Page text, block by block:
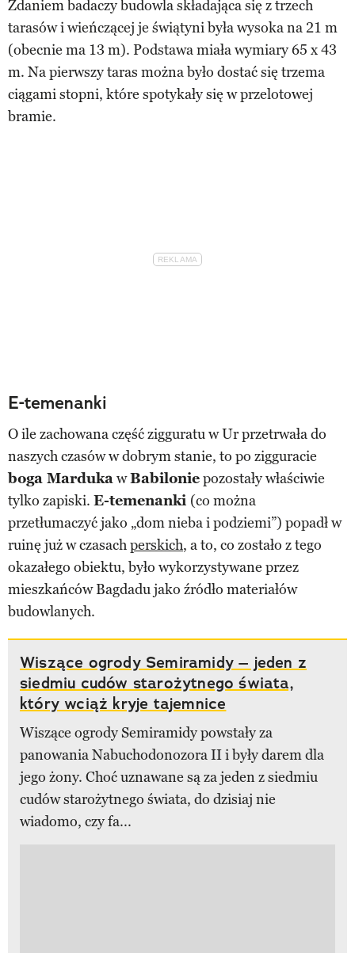
Zdaniem badaczy budowla składająca się z trzech
tarasów i wieńczącej je świątyni była wysoka na 21 m
(obecnie ma 13 m). Podstawa miała wymiary 65 x 43
m. Na pierwszy taras można było dostać się trzema
ciągami stopni, które spotykały się w przelotowej
bramie.
E-temenanki
O ile zachowana część zigguratu w Ur przetrwała do
naszych czasów w dobrym stanie, to po zigguracie
boga MardukawBabiloniepozostały właściwie
tylko zapiski. E-temenanki (co można
przetłumaczyć jako „dom nieba i podziemi”) popadł w
ruinę już w czasachperskich, a to, co zostało z tego
okazałego obiektu, było wykorzystywane przez
mieszkańców Bagdadu jako źródło materiałów
budowlanych.
Wiszące ogrody Semiramidy – jeden z
siedmiu cudów starożytnego świata,
który wciąż kryje tajemnice
Wiszące ogrody Semiramidy powstały za
panowania Nabuchodonozora II i były darem dla
jego żony. Choć uznawane są za jeden z siedmiu
cudów starożytnego świata, do dzisiaj nie
wiadomo, czy fa...